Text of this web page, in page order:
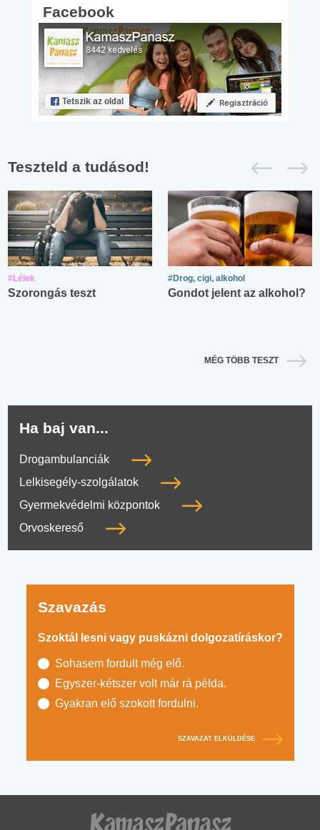
Facebook
Teszteld a tudásod!
#Lélek
Szorongás teszt
#Drog, cigi, alkohol
Gondot jelent az alkohol?
MÉG TÖBB TESZT
Ha baj van...
Drogambulanciák
Lelkisegély-szolgálatok
Gyermekvédelmi központok
Orvoskereső
Szavazás
Szoktál lesni vagy puskázni dolgozatíráskor?
Sohasem fordult még elő.
Egyszer-kétszer volt már rá példa.
Gyakran elő szokott fordulni.
SZAVAZAT ELKÜLDÉSE